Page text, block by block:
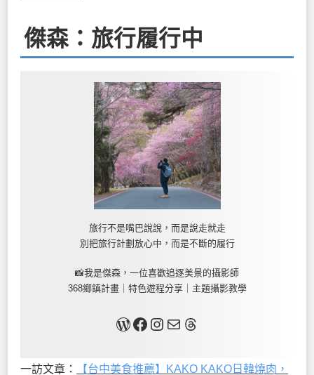
傑森：旅行履行中
旅行不是嘴巴說說，而是說走就走
別把旅行計劃放心中，而是不斷的履行
📸我是傑森，一位喜歡追逐美景的攝影師
368鄉鎮計畫｜特色遊程分享｜主題攝影教學
關於我Facebook InstagramMail Threads
一訪文章：
【台中美食推薦】KAKO KAKO日韓燒肉，